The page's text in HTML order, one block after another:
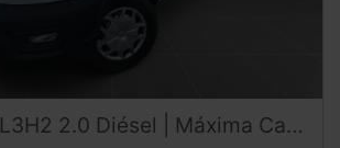
L3H2 2.0 Diésel | Máxima Capacidad Logística | Desde 372 € al mes